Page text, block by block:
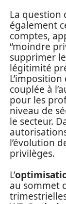
La question
également
comptes,
“moindre
supprimer
légitimité
couplée à
pour les
niveau de
le secteur.
l’évolution
privilèges.
L’
au sommet